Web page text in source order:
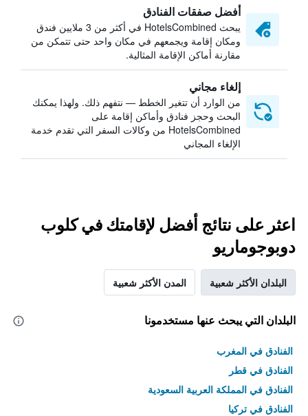
أفضل صفقات الفنادق
يبحث HotelsCombined في أكثر من 3 ملايين فندق
ومكان إقامة ويجمعهم في مكان واحد حتى تتمكن من
مقارنة أماكن الإقامة المثالية.
إلغاء مجاني
من الوارد أن تتغير الخطط — نتفهم ذلك. ولهذا يمكنك
البحث وحجز فنادق وأماكن إقامة على
HotelsCombined من وكالات السفر التي تقدم خدمة
الإلغاء المجاني
اعثر على نتائج أفضل لإقامتك في كلوب
دوبوجوماريو
البلدان الأكثر شعبية المدن الأكثر شعبية
البلدان التي يبحث عنها مستخدمونا
الفنادق في المغرب
الفنادق في قطر
الفنادق في المملكة العربية السعودية
الفنادق في تركيا